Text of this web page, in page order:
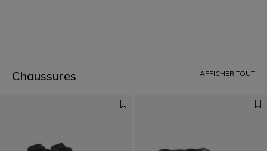
Chaussures AFFICHER TOUT